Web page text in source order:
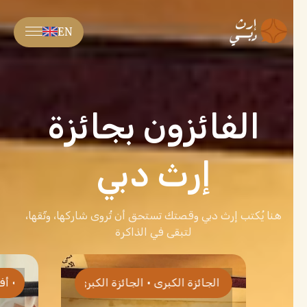
EN
آلية المشاركة
جائزة إرث دبي
تسجيل الدخول
إرث دبي
هنا يُكتب إرث دبي وقصتك تستحق أن تُروى شاركها، وثّقها،
لتبقى في الذاكرة
الجائزة الكبرى • الجائزة الكبرى • الجائزة الكبرى • أفضل مشاركة تم توثيقها بشكل إبداعي • أفضل مشاركة تم